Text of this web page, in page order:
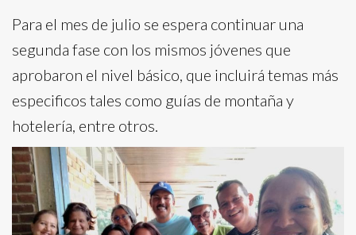
Para el mes de julio se espera continuar una
segunda fase con los mismos jóvenes que
aprobaron el nivel básico, que incluirá temas más
especificos tales como guías de montaña y
hotelería, entre otros.